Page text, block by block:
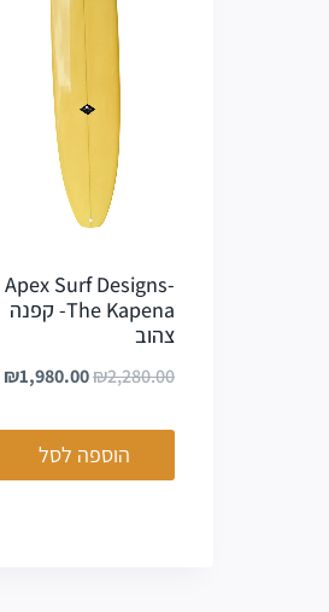
Apex Surf Designs-
The Kapena- קפנה
צהוב
₪2,280.00
₪1,980.00
הוספה לסל